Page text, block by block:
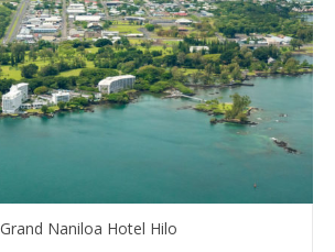
Grand Naniloa Hotel Hilo